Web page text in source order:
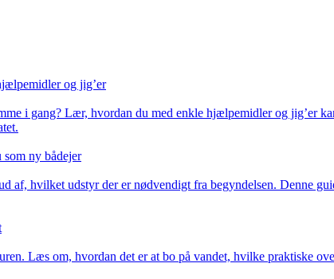
og jig’er
i gang? Lær, hvordan du med enkle hjælpemidler og jig’er
som ny bådejer
af, hvilket udstyr der er nødvendigt fra begyndelsen. Denne
Læs om, hvordan det er at bo på vandet, hvilke praktiske